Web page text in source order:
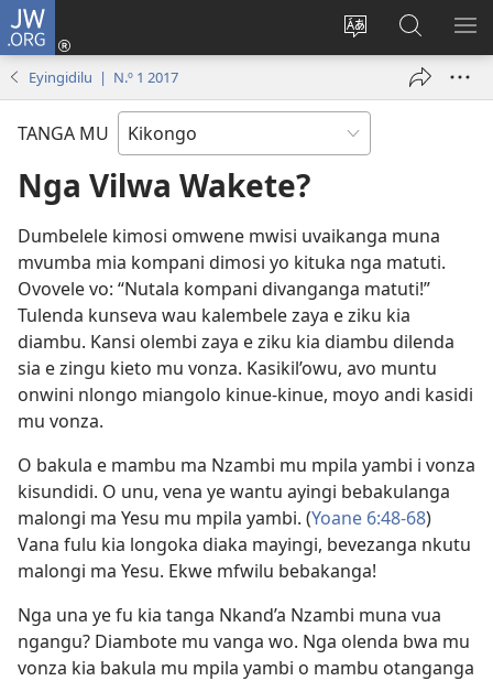
JW.ORG
Soba
nding'a
Kota
(opens
Vavulula
muna
JW.ORG
Eyingidilu | N.º 1 2017
TANGA MU
Nga Vilwa Wakete?
Dumbelele kimosi omwene mwisi uvaikanga muna
mvumba mia kompani dimosi yo kituka nga matuti.
Ovovele vo: “Nutala kompani divanganga matuti!”
Tulenda kunseva wau kalembele zaya e ziku kia
diambu. Kansi olembi zaya e ziku kia diambu dilenda
sia e zingu kieto mu vonza. Kasikil’owu, avo muntu
onwini nlongo miangolo kinue-kinue, moyo andi kasidi
mu vonza.
O bakula e mambu ma Nzambi mu mpila yambi i vonza
kisundidi. O unu, vena ye wantu ayingi bebakulanga
malongi ma Yesu mu mpila yambi. (Yoane 6:48-68)
Vana fulu kia longoka diaka mayingi, bevezanga nkutu
malongi ma Yesu. Ekwe mfwilu bebakanga!
Nga una ye fu kia tanga Nkand’a Nzambi muna vua
ngangu? Diambote mu vanga wo. Nga olenda bwa mu
vonza kia bakula mu mpila yambi o mambu otanganga